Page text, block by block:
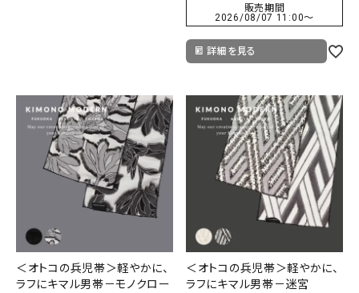
販売期間
2026/08/07 11:00〜
詳細を見る
＜オトコの兵児帯＞軽やかに、
ラフにキマル男帯－モノクロー
＜オトコの兵児帯＞軽やかに、
ラフにキマル男帯－迷宮